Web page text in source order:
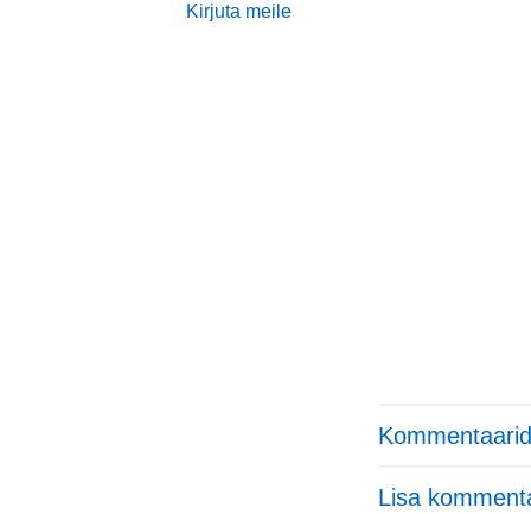
Kirjuta meile
Lisa